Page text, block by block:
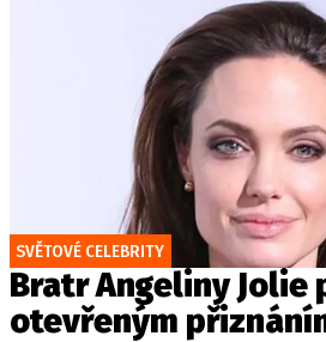
SVĚTOVÉ CELEBRITY
Bratr Angeliny Jolie
otevřeným